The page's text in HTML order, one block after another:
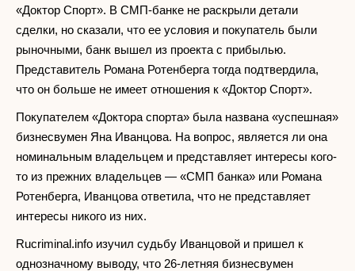
«Доктор Спорт». В СМП-банке не раскрыли детали
сделки, но сказали, что ее условия и покупатель были
рыночными, банк вышел из проекта с прибылью.
Представитель Романа Ротенберга тогда подтвердила,
что он больше не имеет отношения к «Доктор Спорт».
Покупателем «Доктора спорта» была названа «успешная»
бизнесвумен Яна Иванцова. На вопрос, является ли она
номинальным владельцем и представляет интересы кого-
то из прежних владельцев — «СМП банка» или Романа
Ротенберга, Иванцова ответила, что не представляет
интересы никого из них.
Rucriminal.info изучил судьбу Иванцовой и пришел к
однозначному выводу, что 26-летняя бизнесвумен